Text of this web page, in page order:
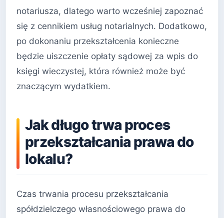
notariusza, dlatego warto wcześniej zapoznać
się z cennikiem usług notarialnych. Dodatkowo,
po dokonaniu przekształcenia konieczne
będzie uiszczenie opłaty sądowej za wpis do
księgi wieczystej, która również może być
znaczącym wydatkiem.
Jak długo trwa proces
przekształcania prawa do
lokalu?
Czas trwania procesu przekształcania
spółdzielczego własnościowego prawa do